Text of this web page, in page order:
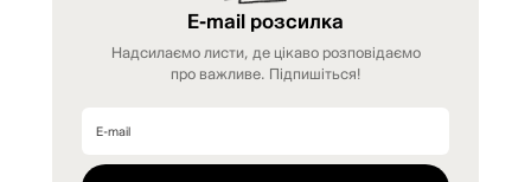
E-mail розсилка
Надсилаємо листи, де цікаво розповідаємо
про важливе. Підпишіться!